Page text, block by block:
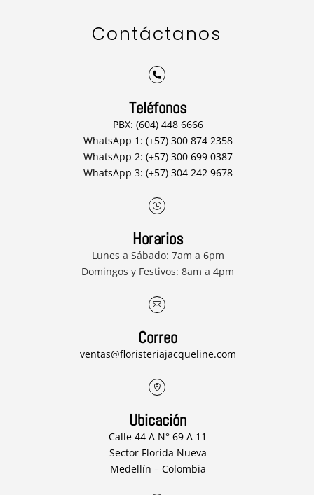
Contáctanos

Teléfonos
PBX: (604) 448 6666
WhatsApp 1: (+57) 300 874 2358
WhatsApp 2: (+57) 300 699 0387
WhatsApp 3: (+57) 304 242 9678

Horarios
Lunes a Sábado: 7am a 6pm
Domingos y Festivos: 8am a 4pm

Correo
ventas@floristeriajacqueline.com

Ubicación
Calle 44 A N° 69 A 11
Sector Florida Nueva
Medellín – Colombia